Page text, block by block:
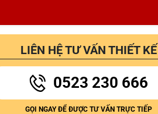
LIÊN HỆ TƯ VẤN THIẾT KẾ
0523 230 666
GỌI NGAY ĐỂ ĐƯỢC TƯ VẤN TRỰC TIẾP